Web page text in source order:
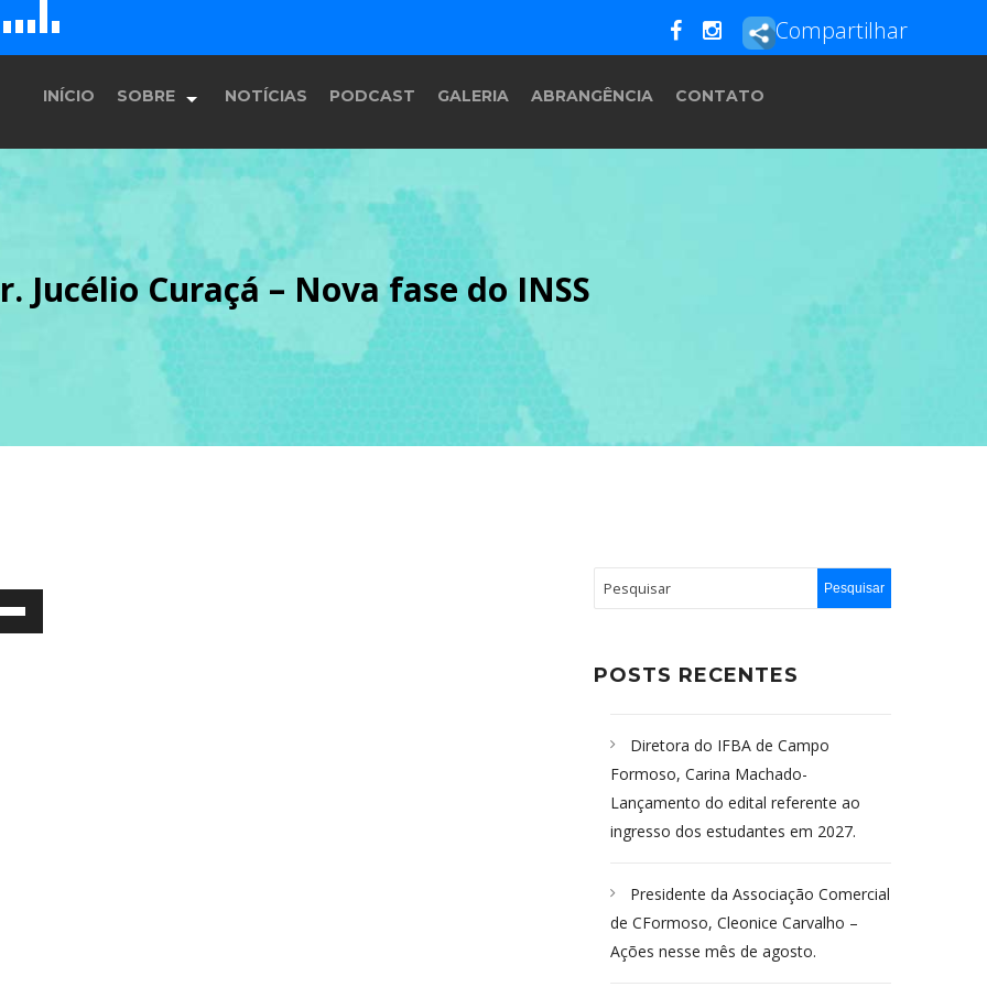
E F G Compartilhar
INÍCIO SOBRE
História
Equipe
Programação
NOTÍCIAS PODCAST GALERIA ABRANGÊNCIA CONTATO
Jucélio Curaçá – Nova fase do INSS
POSTS RECENTES
Diretora do IFBA de Campo
Formoso, Carina Machado-
Lançamento do edital referente ao
ingresso dos estudantes em 2027.
Presidente da Associação Comercial
de CFormoso, Cleonice Carvalho –
Ações nesse mês de agosto.